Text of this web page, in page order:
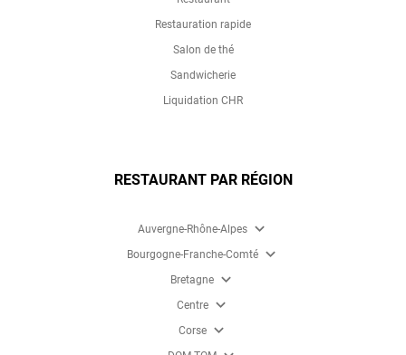
Restauration rapide
Salon de thé
Sandwicherie
Liquidation CHR
RESTAURANT PAR RÉGION
Auvergne-Rhône-Alpes expand_more
Bourgogne-Franche-Comté expand_more
Bretagne expand_more
Centre expand_more
Corse expand_more